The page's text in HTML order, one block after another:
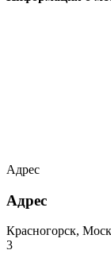
Адрес
Адрес
Красногорск,
3